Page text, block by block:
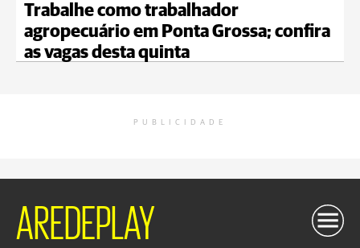
Trabalhe como trabalhador
agropecuário em Ponta Grossa; confira
as vagas desta quinta
PUBLICIDADE
AREDEPLAY